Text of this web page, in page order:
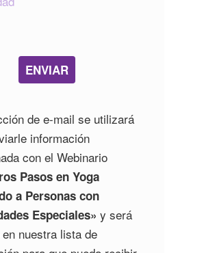
ENVIAR
de e-mail se utilizará
información
con el Webinario
Pasos en Yoga
a Personas con
Especiales» y será
nuestra lista de